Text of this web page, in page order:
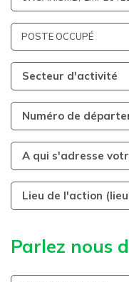
POSTE OCCUPÉ
Secteur d'activité
Numéro de
A qui s'adresse
Parlez nous